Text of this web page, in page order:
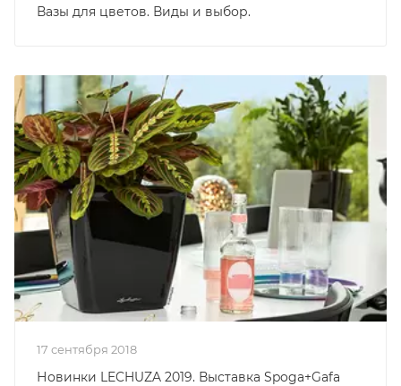
Вазы для цветов. Виды и выбор.
17 сентября 2018
Новинки LECHUZA 2019. Выставка Spoga+Gafa